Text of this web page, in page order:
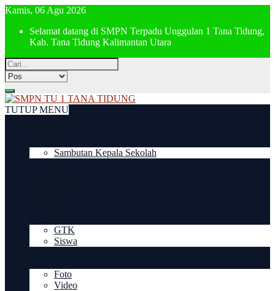
Kamis, 06 Agu 2026
Selamat datang di SMPN Terpadu Unggulan 1 Tana Tidung,
Kab. Tana Tidung Kalimantan Utara
TUTUP MENU
Sambutan Kepala Sekolah
GTK
Siswa
Foto
Video